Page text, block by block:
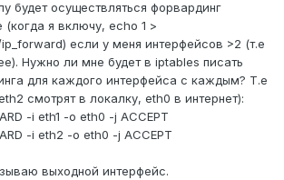
будет осуществляться форвардинг
(когда я включу, echo 1 >
если у меня интерфейсов >2 (т.е
Нужно ли мне будет в iptables писать
для каждого интерфейса с каждым? Т.е
смотрят в локалку, eth0 в интернет):
-i eth1 -o eth0 -j ACCEPT
-i eth2 -o eth0 -j ACCEPT
выходной интерфейс.